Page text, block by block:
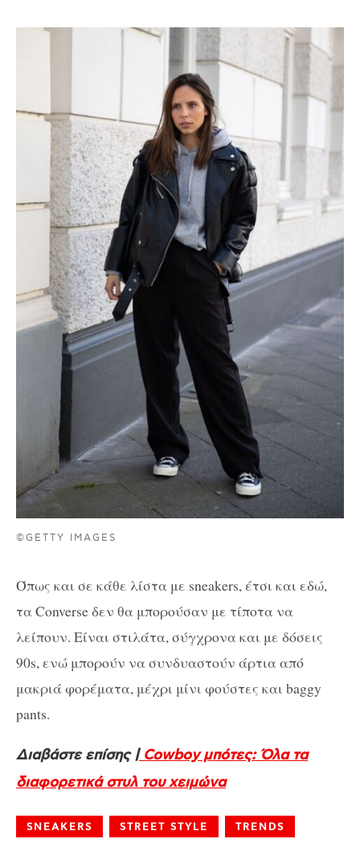
©GETTY IMAGES
Όπως και σε κάθε λίστα με sneakers, έτσι και εδώ,
τα Converse δεν θα μπορούσαν με τίποτα να
λείπουν. Είναι στιλάτα, σύγχρονα και με δόσεις
90s, ενώ μπορούν να συνδυαστούν άρτια από
μακριά φορέματα, μέχρι μίνι φούστες και baggy
pants.
Διαβάστε επίσης |Cowboy μπότες: Όλα τα
διαφορετικά στυλ του χειμώνα
SNEAKERS STREET STYLE TRENDS